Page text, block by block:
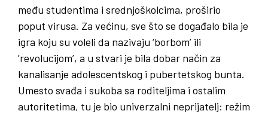
među studentima i srednjoškolcima, proširio
poput virusa. Za većinu, sve što se događalo bila je
igra koju su voleli da nazivaju ‘borbom’ ili
’revolucijom’, a u stvari je bila dobar način za
kanalisanje adolescentskog i pubertetskog bunta.
Umesto svađa i sukoba sa roditeljima i ostalim
autoritetima, tu je bio univerzalni neprijatelj: režim